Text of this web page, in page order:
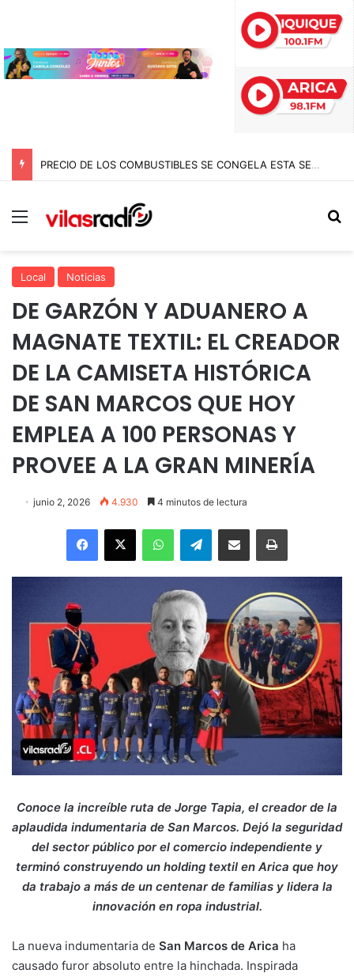
PRECIO DE LOS COMBUSTIBLES SE CONGELA ESTA SEMANA SEGÚN REPORTE DE ENAP
Menú
Local Noticias
DE GARZÓN Y ADUANERO A
MAGNATE TEXTIL: EL CREADOR
DE LA CAMISETA HISTÓRICA
DE SAN MARCOS QUE HOY
EMPLEA A 100 PERSONAS Y
PROVEE A LA GRAN MINERÍA
junio 2, 2026 4.930 4 minutos de lectura
Facebook
X WhatsAppTelegramEnviar vía email Imprimir
Conoce la increíble ruta de Jorge Tapia, el creador de la
aplaudida indumentaria de San Marcos. Dejó la seguridad
del sector público por el comercio independiente y
terminó construyendo un holding textil en Arica que hoy
da trabajo a más de un centenar de familias y lidera la
innovación en ropa industrial.
La nueva indumentaria de San Marcos de Arica ha
causado furor absoluto entre la hinchada. Inspirada